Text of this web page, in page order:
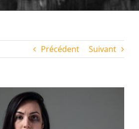
Précédent Suivant